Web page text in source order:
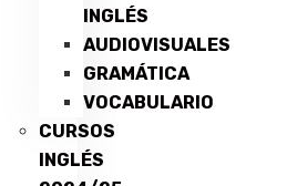
INGLÉS
AUDIOVISUALES
GRAMÁTICA
VOCABULARIO
CURSOS
INGLÉS